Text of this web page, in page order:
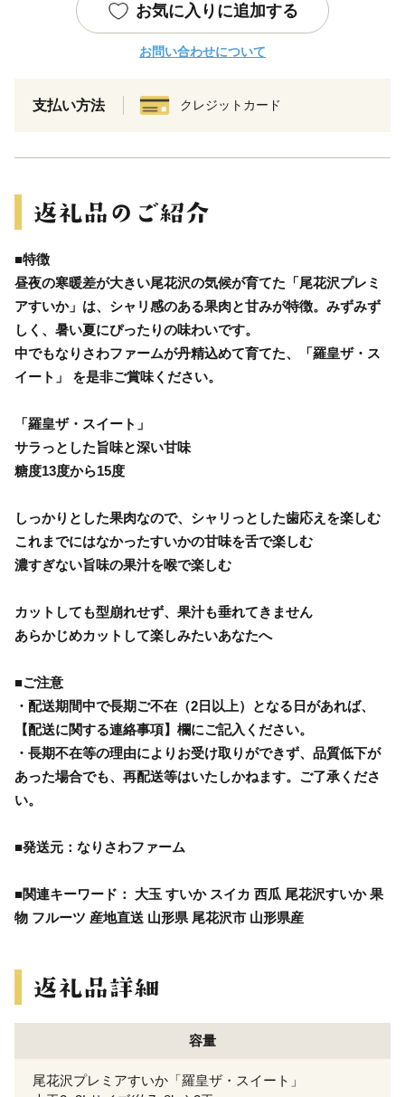
お気に入りに追加する
お問い合わせについて
支払い方法 クレジットカード
■特徴
昼夜の寒暖差が大きい尾花沢の気候が育てた「尾花沢プレミ
アすいか」は、シャリ感のある果肉と甘みが特徴。みずみず
しく、暑い夏にぴったりの味わいです。
中でもなりさわファームが丹精込めて育てた、「羅皇ザ・ス
イート」 を是非ご賞味ください。
「羅皇ザ・スイート」
サラっとした旨味と深い甘味
糖度13度から15度
しっかりとした果肉なので、シャリっとした歯応えを楽しむ
これまでにはなかったすいかの甘味を舌で楽しむ
濃すぎない旨味の果汁を喉で楽しむ
カットしても型崩れせず、果汁も垂れてきません
あらかじめカットして楽しみたいあなたへ
■ご注意
・配送期間中で長期ご不在（2日以上）となる日があれば、
【配送に関する連絡事項】欄にご記入ください。
・長期不在等の理由によりお受け取りができず、品質低下が
あった場合でも、再配送等はいたしかねます。ご了承くださ
い。
■発送元：なりさわファーム
■関連キーワード： 大玉 すいか スイカ 西瓜 尾花沢すいか 果
物 フルーツ 産地直送 山形県 尾花沢市 山形県産
容量
尾花沢プレミアすいか「羅皇ザ・スイート」